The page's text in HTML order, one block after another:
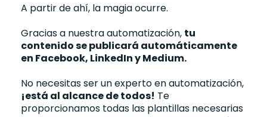
A partir de ahí, la magia ocurre.
Gracias a nuestra automatización, tu
contenido se publicará automáticamente
en Facebook, LinkedIn y Medium.
No necesitas ser un experto en automatización,
¡está al alcance de todos! Te
proporcionamos todas las plantillas necesarias